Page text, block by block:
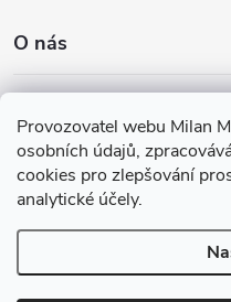
Provozovatel webu Milan
osobních údajů,
cookies pro zlepšování
analytické účely.
O nás
Facebook
Copyright 2007-2026e-